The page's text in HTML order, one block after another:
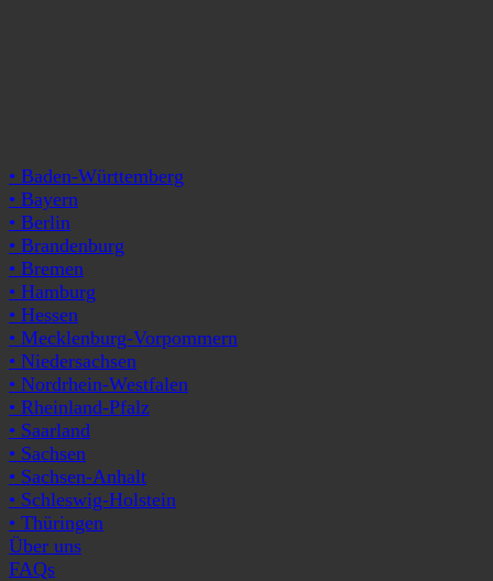
• Baden-Württemberg
• Bayern
• Berlin
• Brandenburg
• Bremen
• Hamburg
• Hessen
• Mecklenburg-Vorpommern
• Niedersachsen
• Nordrhein-Westfalen
• Rheinland-Pfalz
• Saarland
• Sachsen
• Sachsen-Anhalt
• Schleswig-Holstein
• Thüringen
Über uns
FAQs